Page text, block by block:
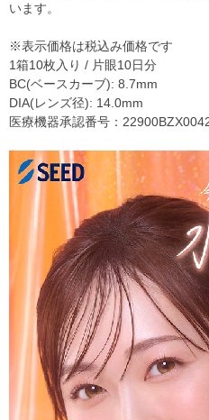
います。
※表示価格は税込み価格です
1箱10枚入り / 片眼10日分
BC(ベースカーブ): 8.7mm
DIA(レンズ径): 14.0mm
医療機器承認番号：